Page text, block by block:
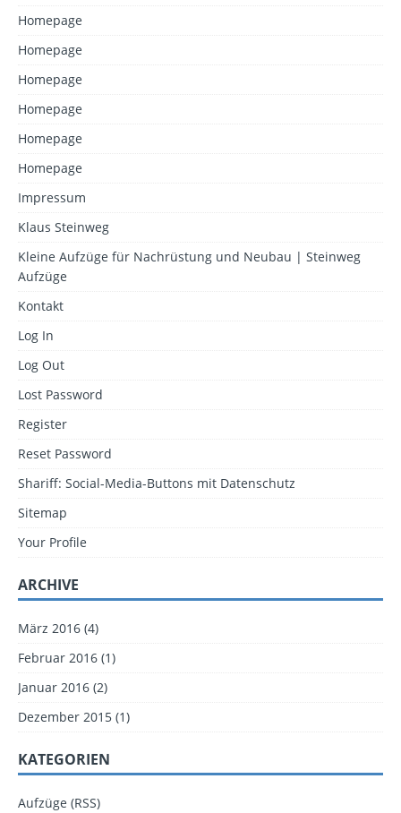
Homepage
Homepage
Homepage
Homepage
Homepage
Homepage
Impressum
Klaus Steinweg
Kleine Aufzüge für Nachrüstung und Neubau | Steinweg
Aufzüge
Kontakt
Log In
Log Out
Lost Password
Register
Reset Password
Shariff: Social-Media-Buttons mit Datenschutz
Sitemap
Your Profile
ARCHIVE
März 2016 (4)
Februar 2016 (1)
Januar 2016 (2)
Dezember 2015 (1)
KATEGORIEN
Aufzüge (RSS)